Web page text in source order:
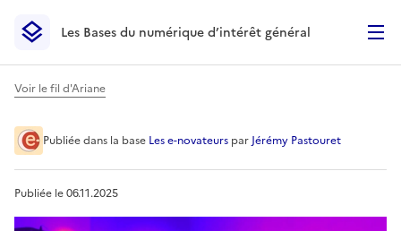
Les Bases du numérique d’intérêt général- Retour à la
Les Bases du numérique d’intérêt général
Voir le fil d'Ariane
Lentement mais
Publiéedans la base Les e-novateurs parJérémy Pastouret
Publiée le06.11.2025